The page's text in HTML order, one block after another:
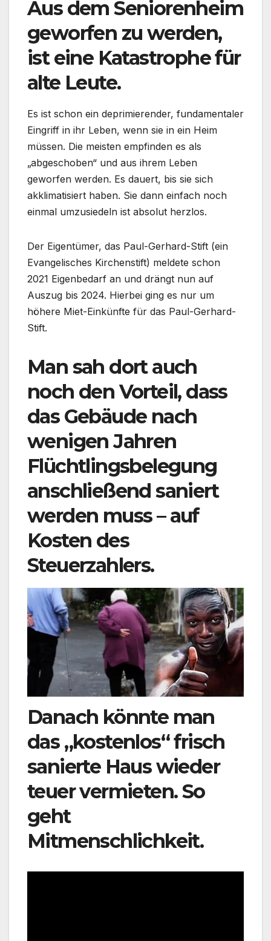
Aus dem Seniorenheim
geworfen zu werden,
ist eine Katastrophe für
alte Leute.
Es ist schon ein deprimierender, fundamentaler
Eingriff in ihr Leben, wenn sie in ein Heim
müssen. Die meisten empfinden es als
„abgeschoben“ und aus ihrem Leben
geworfen werden. Es dauert, bis sie sich
akklimatisiert haben. Sie dann einfach noch
einmal umzusiedeln ist absolut herzlos.
Der Eigentümer, das Paul-Gerhard-Stift (ein
Evangelisches Kirchenstift) meldete schon
2021 Eigenbedarf an und drängt nun auf
Auszug bis 2024. Hierbei ging es nur um
höhere Miet-Einkünfte für das Paul-Gerhard-
Stift.
Man sah dort auch
noch den Vorteil, dass
das Gebäude nach
wenigen Jahren
Flüchtlingsbelegung
anschließend saniert
werden muss – auf
Kosten des
Steuerzahlers.
Danach könnte man
das „kostenlos“ frisch
sanierte Haus wieder
teuer vermieten. So
geht
Mitmenschlichkeit.